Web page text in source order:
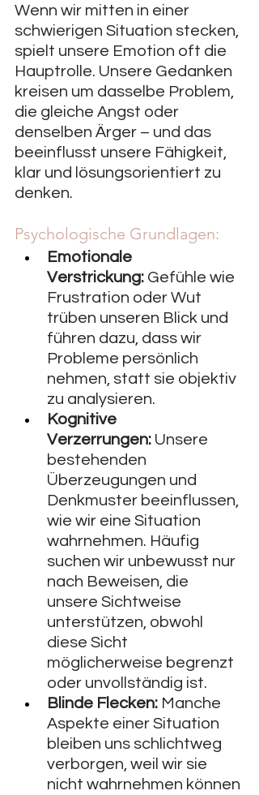
Wenn wir mitten in einer
schwierigen Situation stecken,
spielt unsere Emotion oft die
Hauptrolle. Unsere Gedanken
kreisen um dasselbe Problem,
die gleiche Angst oder
denselben Ärger – und das
beeinflusst unsere Fähigkeit,
klar und lösungsorientiert zu
denken.
Psychologische Grundlagen:
Emotionale
Verstrickung: Gefühle wie
Frustration oder Wut
trüben unseren Blick und
führen dazu, dass wir
Probleme persönlich
nehmen, statt sie objektiv
zu analysieren.
Kognitive
Verzerrungen: Unsere
bestehenden
Überzeugungen und
Denkmuster beeinflussen,
wie wir eine Situation
wahrnehmen. Häufig
suchen wir unbewusst nur
nach Beweisen, die
unsere Sichtweise
unterstützen, obwohl
diese Sicht
möglicherweise begrenzt
oder unvollständig ist.
Blinde Flecken: Manche
Aspekte einer Situation
bleiben uns schlichtweg
verborgen, weil wir sie
nicht wahrnehmen können